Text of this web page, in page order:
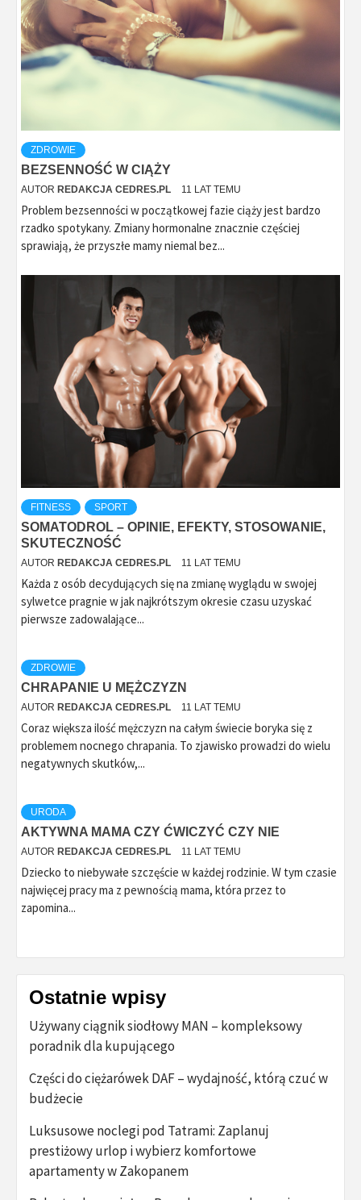
ZDROWIE
BEZSENNOŚĆ W CIĄŻY
AUTOR REDAKCJA CEDRES.PL 11 LAT TEMU
Problem bezsenności w początkowej fazie ciąży jest bardzo
rzadko spotykany. Zmiany hormonalne znacznie częściej
sprawiają, że przyszłe mamy niemal bez...
FITNESS SPORT
SOMATODROL – OPINIE, EFEKTY, STOSOWANIE,
SKUTECZNOŚĆ
AUTOR REDAKCJA CEDRES.PL 11 LAT TEMU
Każda z osób decydujących się na zmianę wyglądu w swojej
sylwetce pragnie w jak najkrótszym okresie czasu uzyskać
pierwsze zadowalające...
ZDROWIE
CHRAPANIE U MĘŻCZYZN
AUTOR REDAKCJA CEDRES.PL 11 LAT TEMU
Coraz większa ilość mężczyzn na całym świecie boryka się z
problemem nocnego chrapania. To zjawisko prowadzi do wielu
negatywnych skutków,...
URODA
AKTYWNA MAMA CZY ĆWICZYĆ CZY NIE
AUTOR REDAKCJA CEDRES.PL 11 LAT TEMU
Dziecko to niebywałe szczęście w każdej rodzinie. W tym czasie
najwięcej pracy ma z pewnością mama, która przez to
zapomina...
Ostatnie wpisy
Używany ciągnik siodłowy MAN – kompleksowy
poradnik dla kupującego
Części do ciężarówek DAF – wydajność, którą czuć w
budżecie
Luksusowe noclegi pod Tatrami: Zaplanuj
prestiżowy urlop i wybierz komfortowe
apartamenty w Zakopanem